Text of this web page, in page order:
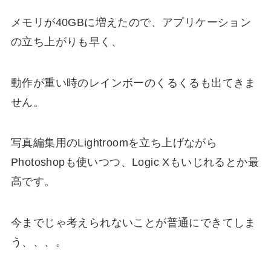
メモリが40GBに増えたので、アプリケーション
の立ち上がりも早く、
動作が重い時のレインボーのくるくるも出てきま
せん。
写真編集用のLightroomを立ち上げながら
Photoshopも使いつつ、Logic Xもいじれるとか最
高です。
今までじゃ考えられないことが普通にできてしま
う、、、。